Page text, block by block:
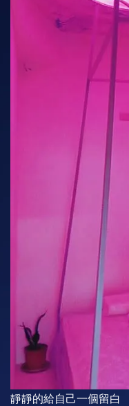
靜靜的給自己一個留白